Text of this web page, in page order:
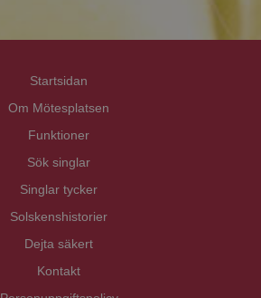
Startsidan
Om Mötesplatsen
Funktioner
Sök singlar
Singlar tycker
Solskenshistorier
Dejta säkert
Kontakt